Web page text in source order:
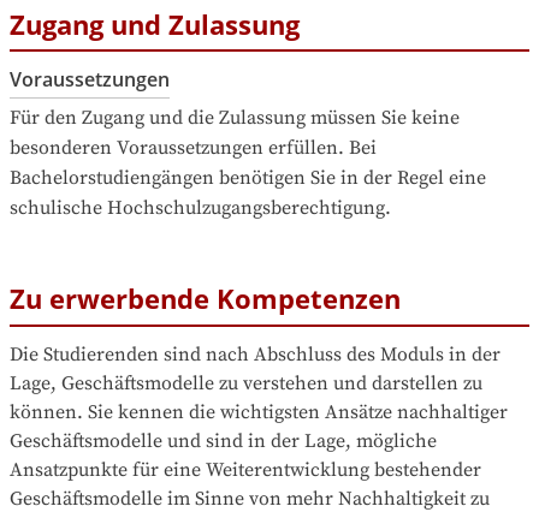
Zugang und Zulassung
Voraussetzungen
Für den Zugang und die Zulassung müssen Sie keine
besonderen Voraussetzungen erfüllen. Bei
Bachelorstudiengängen benötigen Sie in der Regel eine
schulische Hochschulzugangsberechtigung.
Zu erwerbende Kompetenzen
Die Studierenden sind nach Abschluss des Moduls in der
Lage, Geschäftsmodelle zu verstehen und darstellen zu
können. Sie kennen die wichtigsten Ansätze nachhaltiger
Geschäftsmodelle und sind in der Lage, mögliche
Ansatzpunkte für eine Weiterentwicklung bestehender
Geschäftsmodelle im Sinne von mehr Nachhaltigkeit zu